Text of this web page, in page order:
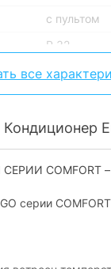
с пультом
R 32
9000 BTU
есть
все
COMFORT
серии